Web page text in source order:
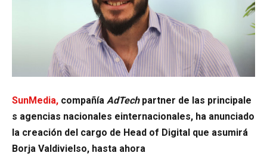
SunMedia, compañía AdTechpartner de las principale
s agencias nacionales einternacionales, ha anunciado
la creación del cargo de Head of Digital que asumirá
Borja Valdivielso, hasta ahora